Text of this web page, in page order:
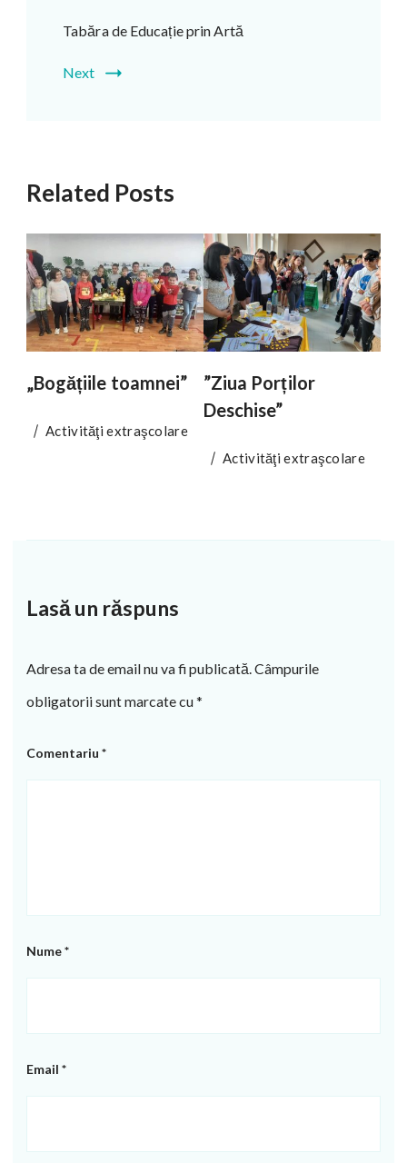
Tabăra de Educație prin Artă
Next
Related Posts
„Bogățiile toamnei”
Activităţi extraşcolare
”Ziua Porților
Deschise”
Activităţi extraşcolare
Lasă un răspuns
Adresa ta de email nu va fi publicată.Câmpurile
obligatorii sunt marcate cu*
Comentariu *
Nume*
Email *